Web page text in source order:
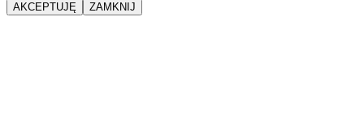
AKCEPTUJĘ ZAMKNIJ